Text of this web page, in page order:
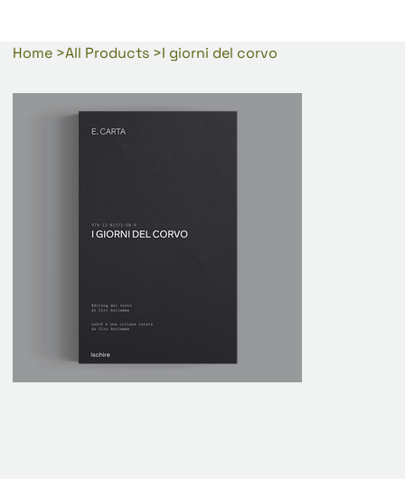
Home >All Products >I giorni del corvo